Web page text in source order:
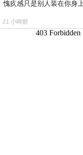
愧疚感只是别人装在你身
21 小時前